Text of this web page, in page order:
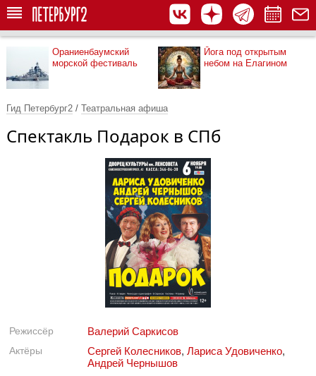
Ораниенбаумский
морской фестиваль
Йога под открытым
небом на Елагином
Гид Петербург2 / Театральная афиша
Спектакль Подарок в СПб
Режиссёр Валерий Саркисов
Актёры Сергей Колесников, Лариса Удовиченко,
Андрей Чернышов